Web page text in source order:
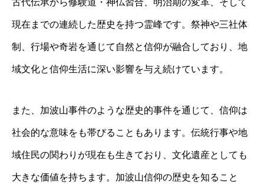
古代伝承から修験道・神仏習合、明治期の変革、そして
現在までの連続した歴史を持つ霊峰です。祭神や三社体
制、行場や奇岩を通じて自然と信仰が融合しており、地
域文化と信仰生活に深い影響を与え続けています。
また、加波山事件のような歴史的事件を通じて、信仰は
社会的な意味をも帯びることもあります。伝統行事や地
域住民の関わりが現在も生きており、文化遺産としても
大きな価値を持ちます。加波山信仰の歴史を知ること